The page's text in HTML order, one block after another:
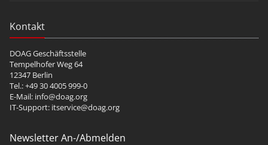
Kontakt
DOAG Geschäftsstelle
Tempelhofer Weg 64
12347 Berlin
Tel.: +49 30 4005 999-0
E-Mail: info@doag.org
IT-Support: itservice@doag.org
Newsletter An-/Abmelden